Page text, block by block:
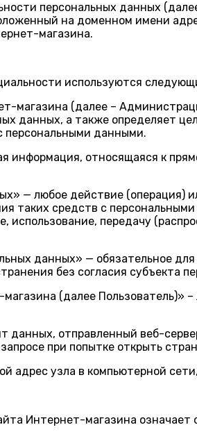
персональных данных
на доменном имени
магазина.
используются
магазина (далее –
данных, а также определяет
персональными данными.
информация, относящаяся к
— любое действие
таких средств с
использование, передачу
данных» — обязательное
без согласия субъекта
магазина (далее
данных, отправленный веб-
при попытке открыть
адрес узла в компьютерной
Интернет-магазина